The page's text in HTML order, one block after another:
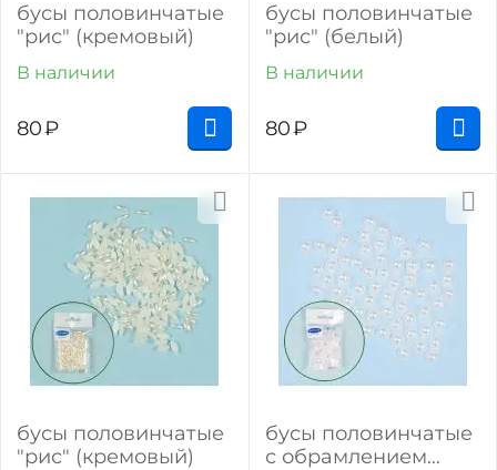
бусы половинчатые
"рис" (кремовый)
В наличии
80₽
бусы половинчатые
"рис" (белый)
В наличии
80₽
бусы половинчатые
"рис" (кремовый)
бусы половинчатые
с обрамлением